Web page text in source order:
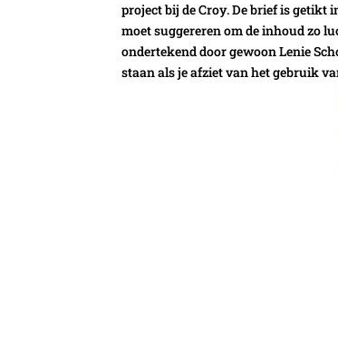
project bij de Croy. De brief is
moet suggereren om de inhoud zo
ondertekend door gewoon Lenie
staan als je afziet van het gebruik